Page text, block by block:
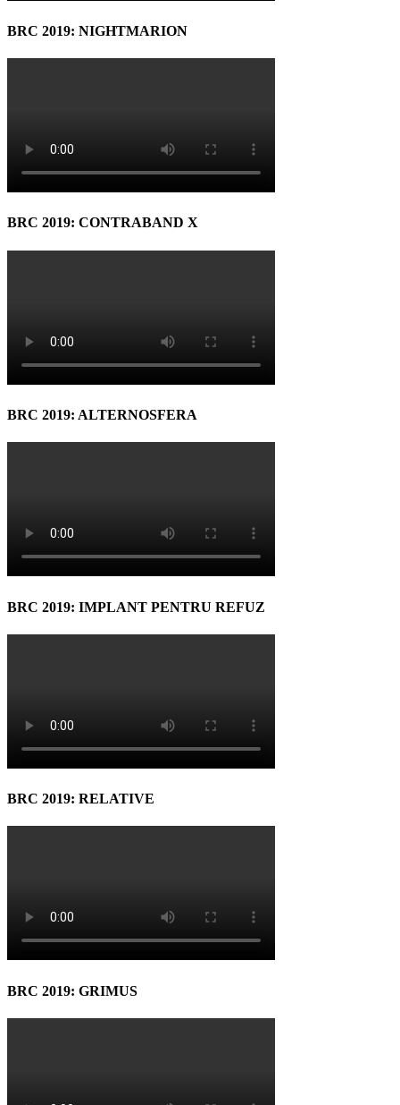
BRC 2019: NIGHTMARION
BRC 2019: CONTRABAND X
BRC 2019: ALTERNOSFERA
BRC 2019: IMPLANT PENTRU REFUZ
BRC 2019: RELATIVE
BRC 2019: GRIMUS